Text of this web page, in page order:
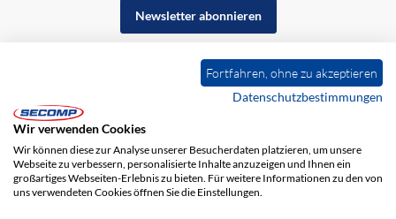
Newsletter abonnieren
Fortfahren, ohne zu akzeptieren
Datenschutzbestimmungen
Wir verwenden Cookies
Wir können diese zur Analyse unserer Besucherdaten platzieren, um unsere
Webseite zu verbessern, personalisierte Inhalte anzuzeigen und Ihnen ein
großartiges Webseiten-Erlebnis zu bieten. Für weitere Informationen zu den von
uns verwendeten Cookies öffnen Sie die Einstellungen.